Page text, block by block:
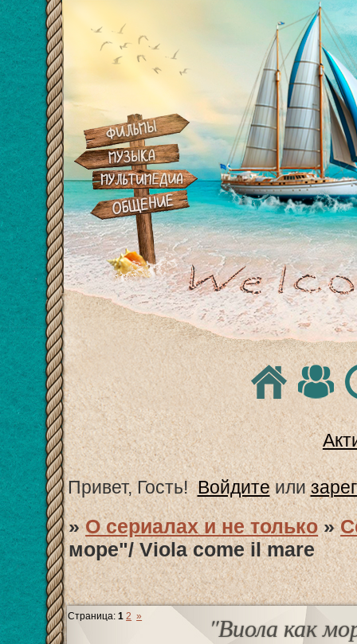
Привет, Гость! Войдитеили
»О сериалах и не только »
море"/ Viola come il mare
"Виола как
Страница:1 2 »